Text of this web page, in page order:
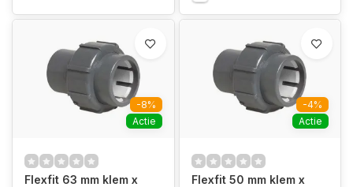
-8%
Actie
Flexfit 63 mm klem x
-4%
Actie
Flexfit 50 mm klem x